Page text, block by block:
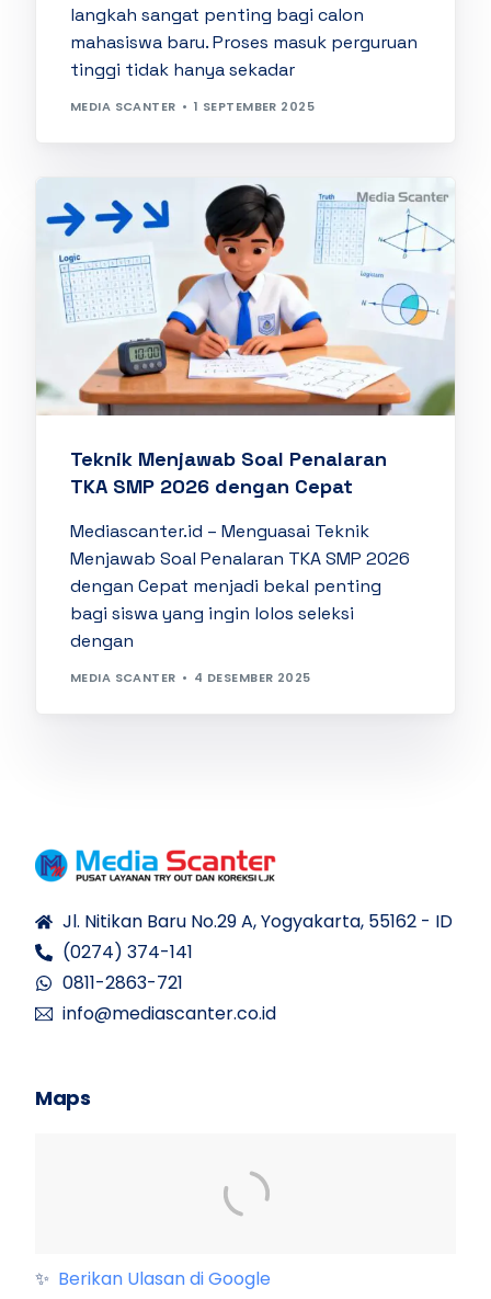
langkah sangat penting bagi calon
mahasiswa baru. Proses masuk perguruan
tinggi tidak hanya sekadar
MEDIA SCANTER 1 SEPTEMBER 2025
Teknik Menjawab Soal Penalaran
TKA SMP 2026 dengan Cepat
Mediascanter.id – Menguasai Teknik
Menjawab Soal Penalaran TKA SMP 2026
dengan Cepat menjadi bekal penting
bagi siswa yang ingin lolos seleksi
dengan
MEDIA SCANTER 4 DESEMBER 2025
Jl. Nitikan Baru No.29 A, Yogyakarta, 55162 - ID
(0274) 374-141
0811-2863-721
info@mediascanter.co.id
Maps
✨ Berikan Ulasan di Google